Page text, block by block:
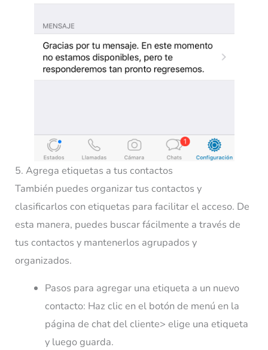
5. Agrega etiquetas a tus contactos
También puedes organizar tus contactos y
clasificarlos con etiquetas para facilitar el acceso. De
esta manera, puedes buscar fácilmente a través de
tus contactos y mantenerlos agrupados y
organizados.
Pasos para agregar una etiqueta a un nuevo
contacto: Haz clic en el botón de menú en la
página de chat del cliente> elige una etiqueta
y luego guarda.